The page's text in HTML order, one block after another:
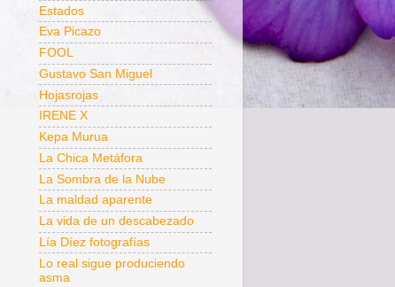
Estados
Eva Picazo
FOOL
Gustavo San Miguel
Hojasrojas
IRENE X
Kepa Murua
La Chica Metáfora
La Sombra de la Nube
La maldad aparente
La vida de un descabezado
Lía Díez fotografías
Lo real sigue produciendo
asma